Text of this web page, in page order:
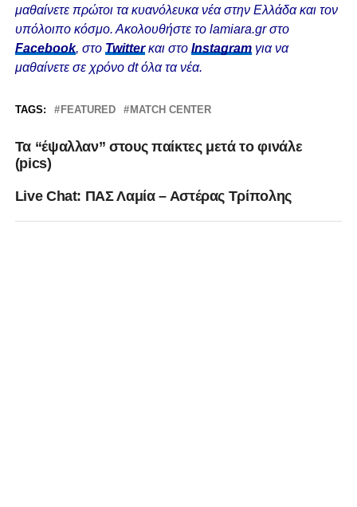
μαθαίνετε πρώτοι τα κυανόλευκα νέα στην Ελλάδα και τον
υπόλοιπο κόσμο. Ακολουθήστε το lamiara.gr στο
Facebook, στο Twitterκαι στο Instagram για να
μαθαίνετε σε χρόνο dt όλα τα νέα.
TAGS: FEATURED MATCH CENTER
Τα “έψαλλαν” στους παίκτες μετά το φινάλε
(pics)
Live Chat: ΠΑΣ Λαμία – Αστέρας Τρίπολης